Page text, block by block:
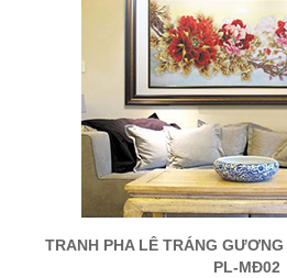
TRANH PHA LÊ TRÁNG
PL-MĐ02